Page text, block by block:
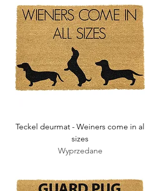
Teckel deurmat - Weiners come in al
sizes
Wyprzedane